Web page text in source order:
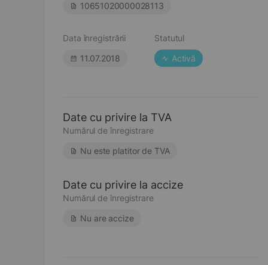
10651020000028113
Data înregistrării
11.07.2018
Statutul
Activă
Date cu privire la TVA
Numărul de înregistrare
Nu este platitor de TVA
Date cu privire la accize
Numărul de înregistrare
Nu are accize